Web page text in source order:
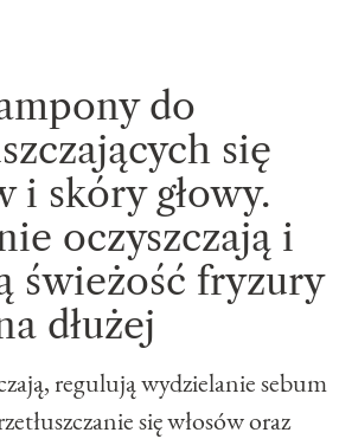
do
się
i skóry głowy.
oczyszczają i
świeżość fryzury
dłużej
regulują wydzielanie sebum
się włosów oraz